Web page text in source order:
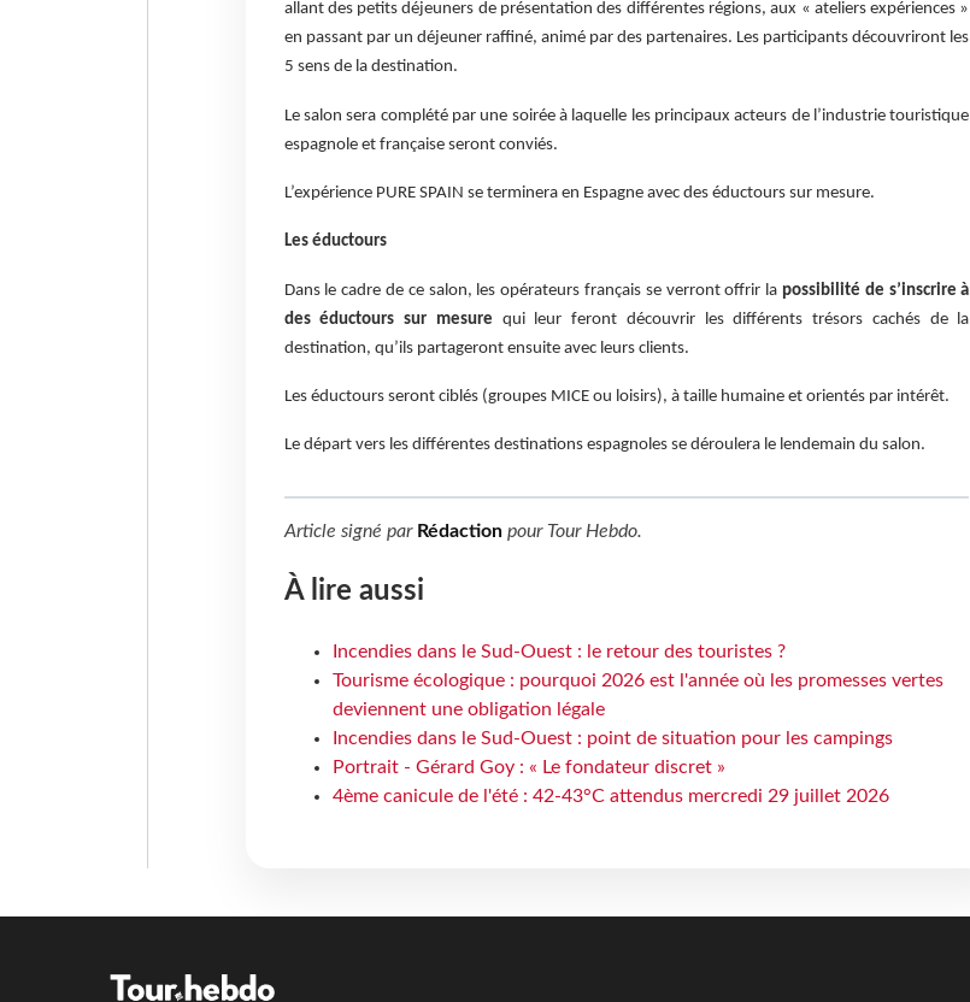
allant des petits déjeuners de présentation des différentes régions, aux « ateliers expériences »
en passant par un déjeuner raffiné, animé par des partenaires. Les participants découvriront les
5 sens de la destination.
Le salon sera complété par une soirée à laquelle les principaux acteurs de l’industrie touristique
espagnole et française seront conviés.
L’expérience PURE SPAIN se terminera en Espagne avec des éductours sur mesure.
Les éductours
Dans le cadre de ce salon, les opérateurs français se verront offrir la possibilité de s’inscrire à
des éductours sur mesure qui leur feront découvrir les différents trésors cachés de la
destination, qu’ils partageront ensuite avec leurs clients.
Les éductours seront ciblés (groupes MICE ou loisirs), à taille humaine et orientés par intérêt.
Le départ vers les différentes destinations espagnoles se déroulera le lendemain du salon.
Article signé par Rédactionpour Tour Hebdo.
À lire aussi
Incendies dans le Sud-Ouest : le retour des touristes ?
Tourisme écologique : pourquoi 2026 est l'année où les promesses vertes
deviennent une obligation légale
Incendies dans le Sud-Ouest : point de situation pour les campings
Portrait - Gérard Goy : « Le fondateur discret »
4ème canicule de l'été : 42-43°C attendus mercredi 29 juillet 2026